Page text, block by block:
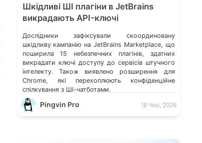
Шкідливі ШІ плагіни в JetBrains
викрадають API-ключі
Дослідники зафіксували скоординовану
шкідливу кампанію на JetBrains Marketplace, що
поширила 15 небезпечних плагінів, здатних
викрадати ключі доступу до сервісів штучного
інтелекту. Також виявлено розширення для
Chrome, які перехоплюють конфіденційне
спілкування з ШІ-чатботами.
Pingvin Pro 18 Чер, 2026